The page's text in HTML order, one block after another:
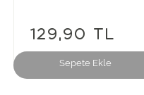
Sepete Ekle
129,90 TL